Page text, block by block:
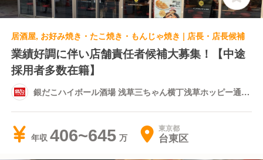
居酒屋, お好み焼き・たこ焼き・もんじゃ焼き | 店長・店長候補
業績好調に伴い店舗責任者候補大募集！【中途
採用者多数在籍】
銀だこハイボール酒場 浅草三ちゃん横丁浅草ホッピー通り
年収 406~645 東京都
台東区